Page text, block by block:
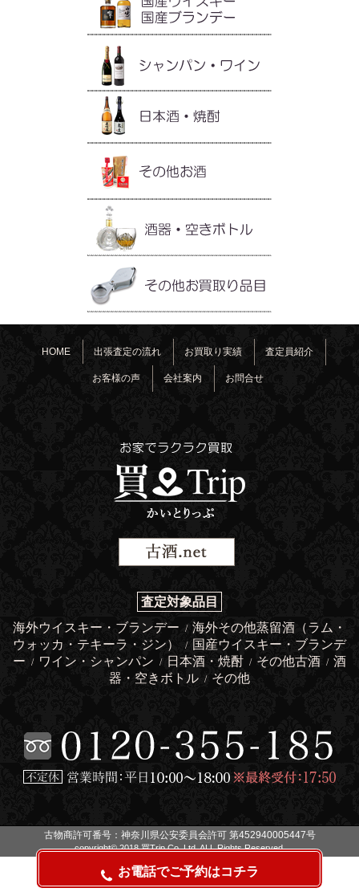
HOME 出張査定の流れ お買取り実績 査定員紹介
お客様の声 会社案内 お問合せ
査定対象品目
海外ウイスキー・ブランデー / 海外その他蒸留酒（ラム・
ウォッカ・テキーラ・ジン）
/ 国産ウイスキー・ブランデ
ー / ワイン・シャンパン / 日本酒・焼酎 / その他古酒 / 酒
器・空きボトル / その他
古物商許可番号：神奈川県公安委員会許可 第452940005447号
copyright© 2018 買Trip Co.,Ltd. ALL Rights Reserved.
お電話でご予約はコチラ